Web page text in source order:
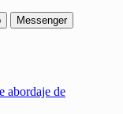
Messenger
abordaje de